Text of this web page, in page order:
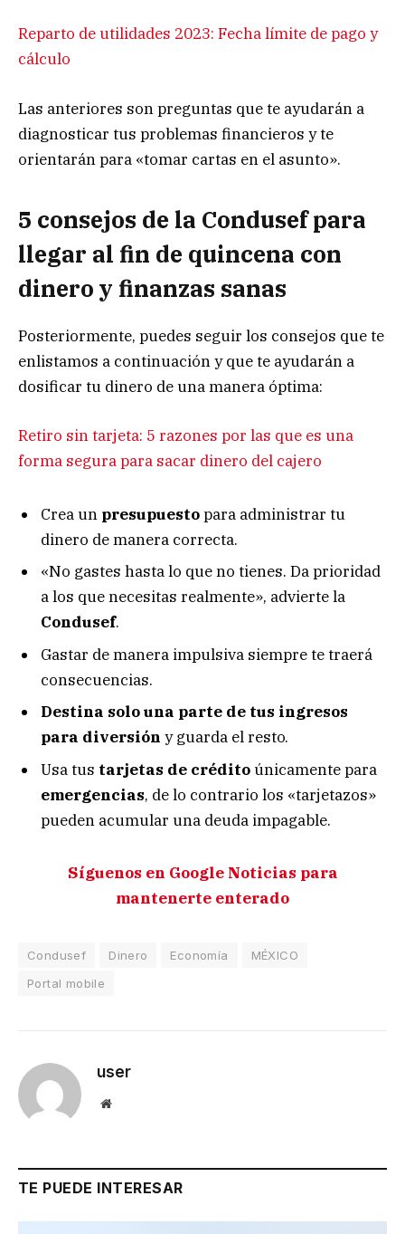
Reparto de utilidades 2023: Fecha límite de pago y
cálculo
Las anteriores son preguntas que te ayudarán a
diagnosticar tus problemas financieros y te
orientarán para «tomar cartas en el asunto».
5 consejos de la Condusef para
llegar al fin de quincena con
dinero y finanzas sanas
Posteriormente, puedes seguir los consejos que te
enlistamos a continuación y que te ayudarán a
dosificar tu dinero de una manera óptima:
Retiro sin tarjeta: 5 razones por las que es una
forma segura para sacar dinero del cajero
Crea un presupuestopara administrar tu
dinero de manera correcta.
«No gastes hasta lo que no tienes. Da prioridad
a los que necesitas realmente», advierte la
Condusef.
Gastar de manera impulsiva siempre te traerá
consecuencias.
Destina solo una parte de tus ingresos
para diversión y guarda el resto.
Usa tus tarjetas de créditoúnicamente para
emergencias, de lo contrario los «tarjetazos»
pueden acumular una deuda impagable.
Síguenos en Google Noticias para
mantenerte enterado
Condusef Dinero Economía
MÉXICO
Portal mobile
user
Website
TE PUEDE INTERESAR